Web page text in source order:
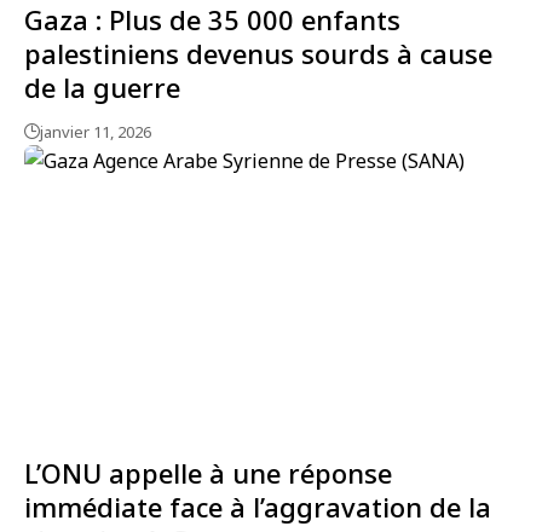
Gaza : Plus de 35 000 enfants
palestiniens devenus sourds à cause
de la guerre
janvier 11, 2026
L’ONU appelle à une réponse
immédiate face à l’aggravation de la